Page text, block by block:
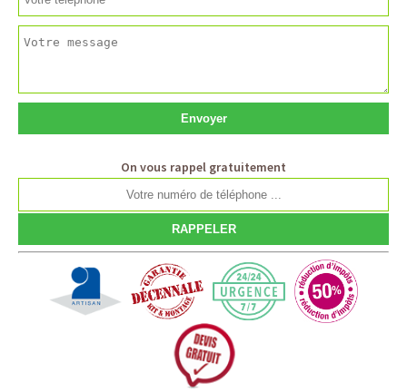
On vous rappel gratuitement